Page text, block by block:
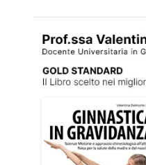
accelerato della
portata
Storicamente, le